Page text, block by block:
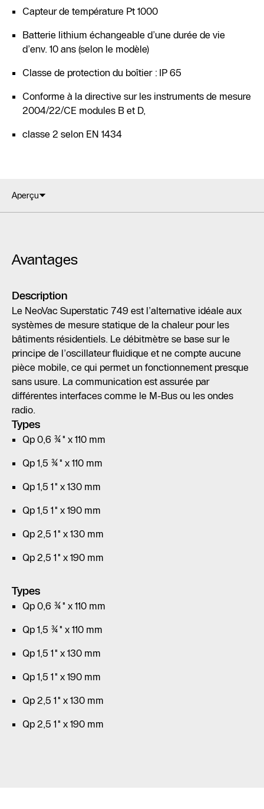
Capteur de température Pt 1000
Batterie lithium échangeable d’une durée de vie
d’env. 10 ans (selon le modèle)
Classe de protection du boîtier : IP 65
Conforme à la directive sur les instruments de mesure
2004/22/CE modules B et D,
classe 2 selon EN 1434
Aperçu
Avantages
Description
Le NeoVac Superstatic 749 est l’alternative idéale aux
systèmes de mesure statique de la chaleur pour les
bâtiments résidentiels. Le débitmètre se base sur le
principe de l’oscillateur fluidique et ne compte aucune
pièce mobile, ce qui permet un fonctionnement presque
sans usure. La communication est assurée par
différentes interfaces comme le M-Bus ou les ondes
radio.
Types
Qp 0,6 ¾" x 110 mm
Qp 1,5 ¾" x 110 mm
Qp 1,5 1" x 130 mm
Qp 1,5 1" x 190 mm
Qp 2,5 1" x 130 mm
Qp 2,5 1" x 190 mm
Types
Qp 0,6 ¾" x 110 mm
Qp 1,5 ¾" x 110 mm
Qp 1,5 1" x 130 mm
Qp 1,5 1" x 190 mm
Qp 2,5 1" x 130 mm
Qp 2,5 1" x 190 mm